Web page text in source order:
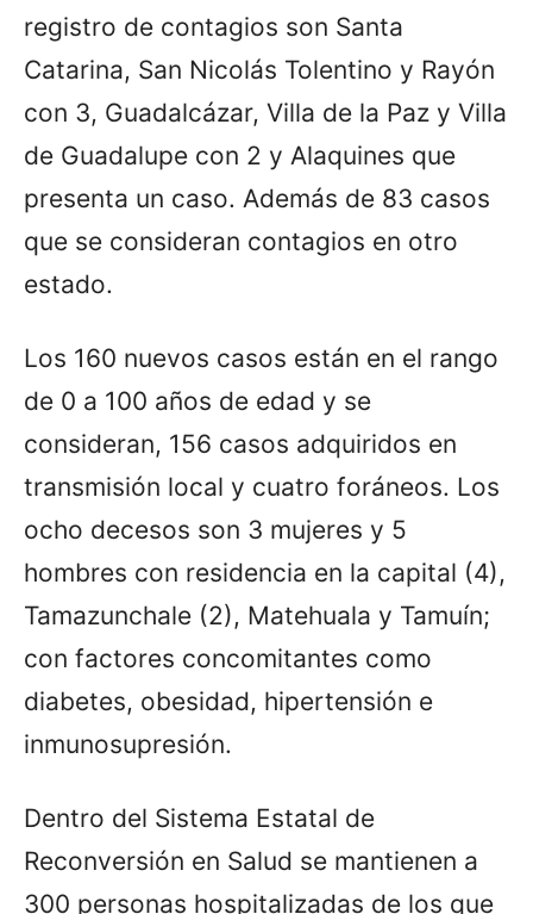
registro de contagios son Santa
Catarina, San Nicolás Tolentino y Rayón
con 3, Guadalcázar, Villa de la Paz y Villa
de Guadalupe con 2 y Alaquines que
presenta un caso. Además de 83 casos
que se consideran contagios en otro
estado.
Los 160 nuevos casos están en el rango
de 0 a 100 años de edad y se
consideran, 156 casos adquiridos en
transmisión local y cuatro foráneos. Los
ocho decesos son 3 mujeres y 5
hombres con residencia en la capital (4),
Tamazunchale (2), Matehuala y Tamuín;
con factores concomitantes como
diabetes, obesidad, hipertensión e
inmunosupresión.
Dentro del Sistema Estatal de
Reconversión en Salud se mantienen a
300 personas hospitalizadas de los que